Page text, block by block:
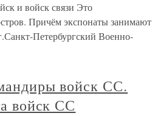
и войск связи Это
Причём экспонаты занимают
Петербургский Военно-
войск СС.
войск СС